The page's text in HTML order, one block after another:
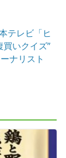
テレビ「ヒ
いクイズ”
ナリスト